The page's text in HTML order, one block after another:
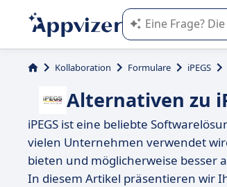
Die KI von
Kollaboration Formulare iPEGS
Alternativen zu
iPEGS ist eine beliebte
vielen Unternehmen verwendet
bieten und möglicherweise besser
In diesem Artikel präsentieren wir